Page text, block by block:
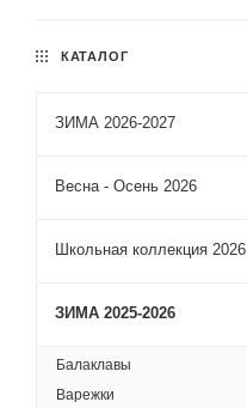
КАТАЛОГ
ЗИМА 2026-2027
Весна - Осень 2026
Школьная коллекция 2026
ЗИМА 2025-2026
Балаклавы
Варежки